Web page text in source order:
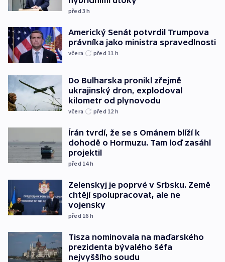
před 3h
Americký Senát potvrdil Trumpova
právníka jako ministra spravedlnosti
včera před 11 h
Do Bulharska pronikl zřejmě
ukrajinský dron, explodoval
kilometr od plynovodu
včera před 12 h
Írán tvrdí, že se s Ománem blíží k
dohodě o Hormuzu. Tam loď zasáhl
projektil
před 14h
Zelenskyj je poprvé v Srbsku. Země
chtějí spolupracovat, ale ne
vojensky
před 16 h
Tisza nominovala na maďarského
prezidenta bývalého šéfa
nejvyššího soudu